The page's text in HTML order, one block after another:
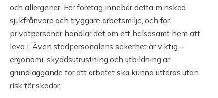
och allergener. För företag innebär detta minskad
sjukfrånvaro och tryggare arbetsmiljö, och för
privatpersoner handlar det om ett hälsosamt hem att
leva i. Även städpersonalens säkerhet är viktig –
ergonomi, skyddsutrustning och utbildning är
grundläggande för att arbetet ska kunna utföras utan
risk för skador.